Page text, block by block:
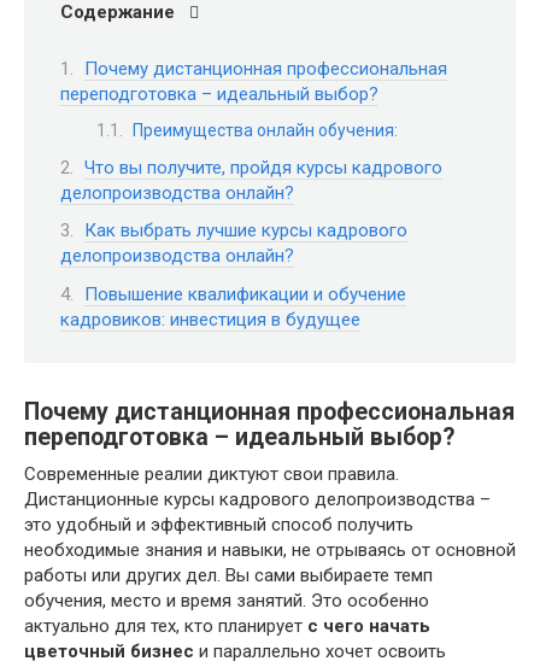
Содержание
Почему дистанционная профессиональная
переподготовка – идеальный выбор?
Преимущества онлайн обучения:
Что вы получите, пройдя курсы кадрового
делопроизводства онлайн?
Как выбрать лучшие курсы кадрового
делопроизводства онлайн?
Повышение квалификации и обучение
кадровиков: инвестиция в будущее
Почему дистанционная профессиональная
переподготовка – идеальный выбор?
Современные реалии диктуют свои правила.
Дистанционные курсы кадрового делопроизводства –
это удобный и эффективный способ получить
необходимые знания и навыки, не отрываясь от основной
работы или других дел. Вы сами выбираете темп
обучения, место и время занятий. Это особенно
актуально для тех, кто планирует с чего начать
цветочный бизнес и параллельно хочет освоить